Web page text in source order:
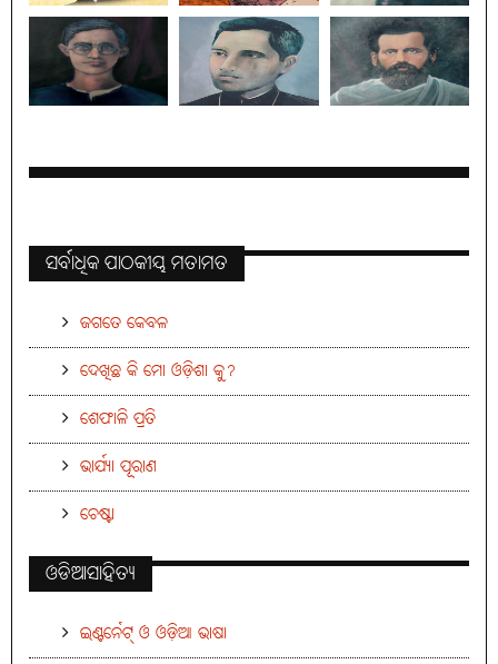
ସର୍ବାଧିକ ପାଠକୀୟ ମତାମତ
ଜଗତେ କେବଳ
ଦେଖିଛ କି ମୋ ଓଡ଼ିଶା କୁ?
ଶେଫାଳି ପ୍ରତି
ଭାର୍ଯ୍ୟା ପୂରାଣ
ଚେଷ୍ଟା
ଓଡିଆସାହିତ୍ୟ
ଇଣ୍ଟର୍ନେଟ୍ ଓ ଓଡ଼ିଆ ଭାଷା